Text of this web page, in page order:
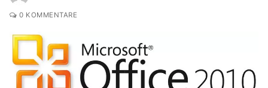
0 KOMMENTARE